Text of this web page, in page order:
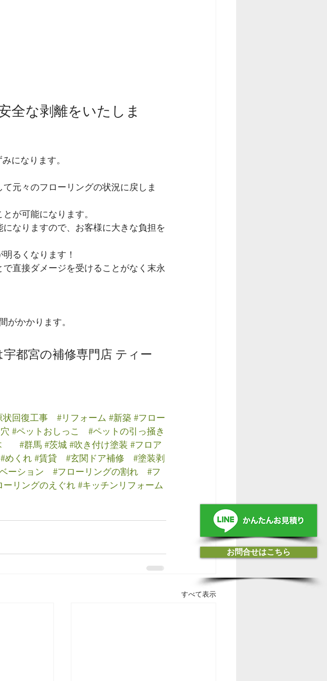
お問合せはこちら
全な剥離をいたしま
になります。
元々のフローリングの状況に戻しま
が可能になります。
なりますので、お客様に大きな負担を
るくなります！
直接ダメージを受けることがなく末永
がかかります。
都宮の補修専門店 ティー
状回復工事 #リフォーム #新築 #フロー
#ペットおしっこ
#ペットの引っ掻き
#群馬 #茨城 #吹き付け塗装 #フロア
#めくれ #賃貸 #玄関ドア補修
#塗装剥
ーション #フローリングの割れ
#フ
ーリングのえぐれ #キッチンリフォーム
すべて表示